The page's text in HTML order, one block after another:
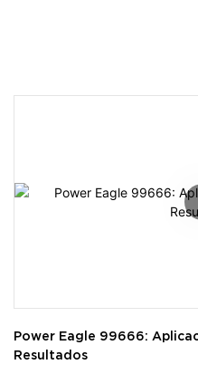
Power Eagle 99666:
Resultados